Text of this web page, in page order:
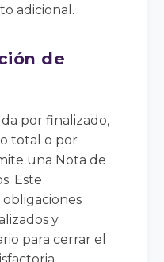
adicional.
de
por finalizado,
total o por
una Nota de
Este
y
para cerrar el